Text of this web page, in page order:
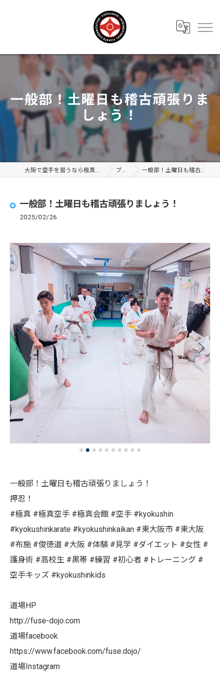
一般部！土曜日も稽古頑張りま
しょう！
大阪で空手を習うなら極真会館 大阪布施支部 ブログ 一般部！土曜日も稽古頑張りましょう！
一般部！土曜日も稽古頑張りましょう！
2025/02/26
一般部！土曜日も稽古頑張りましょう！
押忍！
#極真 #極真空手 #極真会館 #空手 #kyokushin
#kyokushinkarate #kyokushinkaikan #東大阪市 #東大阪
#布施 #俊徳道 #大阪 #体験 #見学 #ダイエット #女性 #
護身術 #高校生 #黒帯 #練習 #初心者 #トレーニング #
空手キッズ #kyokushinkids
道場HP
http://fuse-dojo.com
道場facebook
https://www.facebook.com/fuse.dojo/
道場Instagram